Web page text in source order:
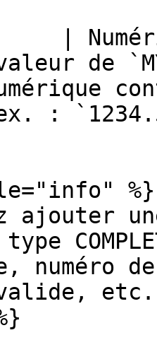
|
de
:
%}
ajouter
numéro